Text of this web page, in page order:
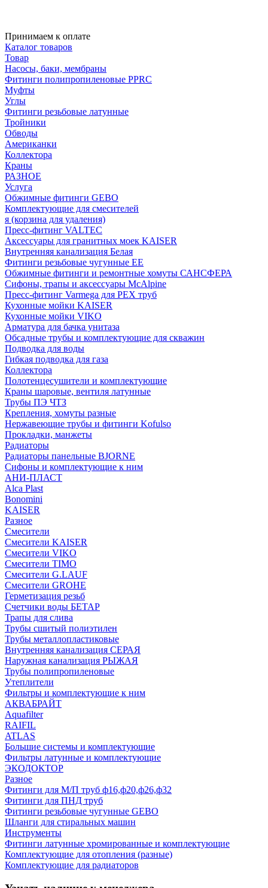
Принимаем к оплате
Каталог товаров
Товар
Насосы, баки, мембраны
Фитинги полипропиленовые PPRC
Муфты
Углы
Фитинги резьбовые латунные
Тройники
Обводы
Американки
Коллектора
Краны
РАЗНОЕ
Услуга
Обжимные фитинги GEBO
Комплектующие для смесителей
я (корзина для удаления)
Пресс-фитинг VALTEC
Аксессуары для гранитных моек KAISER
Внутренняя канализация Белая
Фитинги резьбовые чугунные EE
Обжимные фитинги и ремонтные хомуты САНСФЕРА
Сифоны, трапы и аксессуары McAlpine
Пресс-фитинг Varmega для PEX труб
Кухонные мойки KAISER
Кухонные мойки VIKO
Арматура для бачка унитаза
Обсадные трубы и комплектующие для скважин
Подводка для воды
Гибкая подводка для газа
Коллектора
Полотенцесушители и комплектующие
Краны шаровые, вентиля латунные
Трубы ПЭ ЧТЗ
Крепления, хомуты разные
Нержавеющие трубы и фитинги Kofulso
Прокладки, манжеты
Радиаторы
Радиаторы панельные BJORNE
Сифоны и комплектующие к ним
АНИ-ПЛАСТ
Alca Plast
Bonomini
KAISER
Разное
Смесители
Смесители KAISER
Смесители VIKO
Смесители TIMO
Смесители G.LAUF
Смесители GROHE
Герметизация резьб
Счетчики воды БЕТАР
Трапы для слива
Трубы сшитый полиэтилен
Трубы металлопластиковые
Внутренняя канализация СЕРАЯ
Наружная канализация РЫЖАЯ
Трубы полипропиленовые
Утеплители
Фильтры и комплектующие к ним
АКВАБРАЙТ
Aquafilter
RAIFIL
ATLAS
Большие системы и комплектующие
Фильтры латунные и комплектующие
ЭКОДОКТОР
Разное
Фитинги для М/П труб ф16,ф20,ф26,ф32
Фитинги для ПНД труб
Фитинги резьбовые чугунные GEBO
Шланги для стиральных машин
Инструменты
Фитинги латунные хромированные и комплектующие
Комплектующие для отопления (разные)
Комплектующие для радиаторов